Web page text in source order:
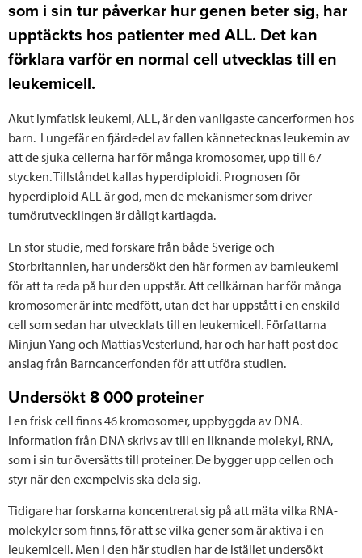
som i sin tur påverkar hur genen beter sig, har
upptäckts hos patienter med ALL. Det kan
förklara varför en normal cell utvecklas till en
leukemicell.
Akut lymfatisk leukemi, ALL, är den vanligaste cancerformen hos
barn. I ungefär en fjärdedel av fallen kännetecknas leukemin av
att de sjuka cellerna har för många kromosomer, upp till 67
stycken. Tillståndet kallas hyperdiploidi. Prognosen för
hyperdiploid ALL är god, men de mekanismer som driver
tumörutvecklingen är dåligt kartlagda.
En stor studie, med forskare från både Sverige och
Storbritannien, har undersökt den här formen av barnleukemi
för att ta reda på hur den uppstår. Att cellkärnan har för många
kromosomer är inte medfött, utan det har uppstått i en enskild
cell som sedan har utvecklats till en leukemicell. Författarna
Minjun Yang och Mattias Vesterlund, har och har haft post doc-
anslag från Barncancerfonden för att utföra studien.
Undersökt 8 000 proteiner
I en frisk cell finns 46 kromosomer, uppbyggda av DNA.
Information från DNA skrivs av till en liknande molekyl, RNA,
som i sin tur översätts till proteiner. De bygger upp cellen och
styr när den exempelvis ska dela sig.
Tidigare har forskarna koncentrerat sig på att mäta vilka RNA-
molekyler som finns, för att se vilka gener som är aktiva i en
leukemicell. Men i den här studien har de istället undersökt